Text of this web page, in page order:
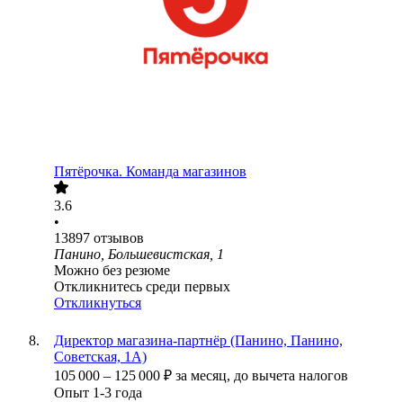
Пятёрочка. Команда магазинов
3.6
•
13897 отзывов
Панино, Большевистская, 1
Можно без резюме
Откликнитесь среди первых
Откликнуться
Директор магазина-партнёр (Панино, Панино,
Советская, 1А)
105 000 – 125 000 ₽ за месяц, до вычета налогов
Опыт 1-3 года